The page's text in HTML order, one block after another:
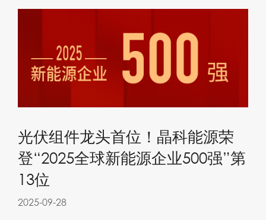
光伏组件龙头首位！晶科能源荣
登“2025全球新能源企业500强”第
13位
2025-09-28